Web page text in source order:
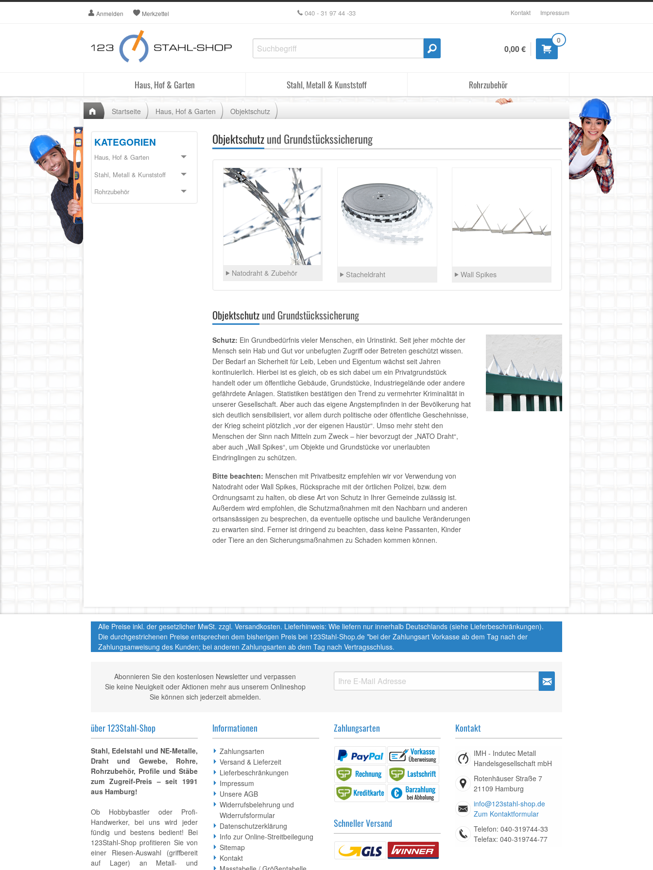
Anmelden Merkzettel 040 - 31 97 44 -33 Kontakt Impressum
0
0,00 €
Haus, Hof & Garten Stahl, Metall & Kunststoff Rohrzubehör
Startseite Haus, Hof & Garten Objektschutz
KATEGORIEN
Haus, Hof & Garten
Stahl, Metall & Kunststoff
Rohrzubehör
Objektschutzund Grundstückssicherung
Natodraht & Zubehör Stacheldraht Wall Spikes
Objektschutzund Grundstückssicherung
Schutz: Ein Grundbedürfnis vieler Menschen, ein Urinstinkt. Seit jeher möchte der
Mensch sein Hab und Gut vor unbefugten Zugriff oder Betreten geschützt wissen.
Der Bedarf an Sicherheit für Leib, Leben und Eigentum wächst seit Jahren
kontinuierlich. Hierbei ist es gleich, ob es sich dabei um ein Privatgrundstück
handelt oder um öffentliche Gebäude, Grundstücke, Industriegelände oder andere
gefährdete Anlagen. Statistiken bestätigen den Trend zu vermehrter Kriminalität in
unserer Gesellschaft. Aber auch das eigene Angstempfinden in der Bevölkerung hat
sich deutlich sensibilisiert, vor allem durch politische oder öffentliche Geschehnisse,
der Krieg scheint plötzlich „vor der eigenen Haustür“. Umso mehr steht den
Menschen der Sinn nach Mitteln zum Zweck – hier bevorzugt der „NATO Draht“,
aber auch „Wall Spikes“, um Objekte und Grundstücke vor unerlaubten
Eindringlingen zu schützen.
Bitte beachten: Menschen mit Privatbesitz empfehlen wir vor Verwendung von
Natodraht oder Wall Spikes, Rücksprache mit der örtlichen Polizei, bzw. dem
Ordnungsamt zu halten, ob diese Art von Schutz in Ihrer Gemeinde zulässig ist.
Außerdem wird empfohlen, die Schutzmaßnahmen mit den Nachbarn und anderen
ortsansässigen zu besprechen, da eventuelle optische und bauliche Veränderungen
zu erwarten sind. Ferner ist dringend zu beachten, dass keine Passanten, Kinder
oder Tiere an den Sicherungsmaßnahmen zu Schaden kommen können.
Alle Preise inkl. der gesetzlicher MwSt. zzgl. Versandkosten. Lieferhinweis: Wie liefern nur innerhalb Deutschlands (siehe Lieferbeschränkungen).
Die durchgestrichenen Preise entsprechen dem bisherigen Preis bei 123Stahl-Shop.de *bei der Zahlungsart Vorkasse ab dem Tag nach der
Zahlungsanweisung des Kunden; bei anderen Zahlungsarten ab dem Tag nach Vertragsschluss.
Abonnieren Sie den kostenlosen Newsletter und verpassen
Sie keine Neuigkeit oder Aktionen mehr aus unserem Onlineshop
Sie können sich jederzeit abmelden.
über 123Stahl-Shop
Stahl, Edelstahl und NE-Metalle,
Draht und Gewebe, Rohre,
Rohrzubehör, Profile und Stäbe
zum Zugreif-Preis – seit 1991
aus Hamburg!
Ob Hobbybastler oder Profi-
Handwerker, bei uns wird jeder
fündig und bestens bedient! Bei
123Stahl-Shop profitieren Sie von
einer Riesen-Auswahl (griffbereit
auf Lager) an Metall- und
Informationen
Zahlungsarten
Versand & Lieferzeit
Lieferbeschränkungen
Impressum
Unsere AGB
Widerrufsbelehrung und
Widerrufsformular
Datenschutzerklärung
Info zur Online-Streitbeilegung
Sitemap
Kontakt
Zahlungsarten
Schneller Versand
Kontakt
IMH - Indutec Metall
Handelsgesellschaft mbH
Rotenhäuser Straße 7
21109 Hamburg
info@123stahl-shop.de
Zum Kontaktformular
Telefon: 040-319744-33
Telefax: 040-319744-77